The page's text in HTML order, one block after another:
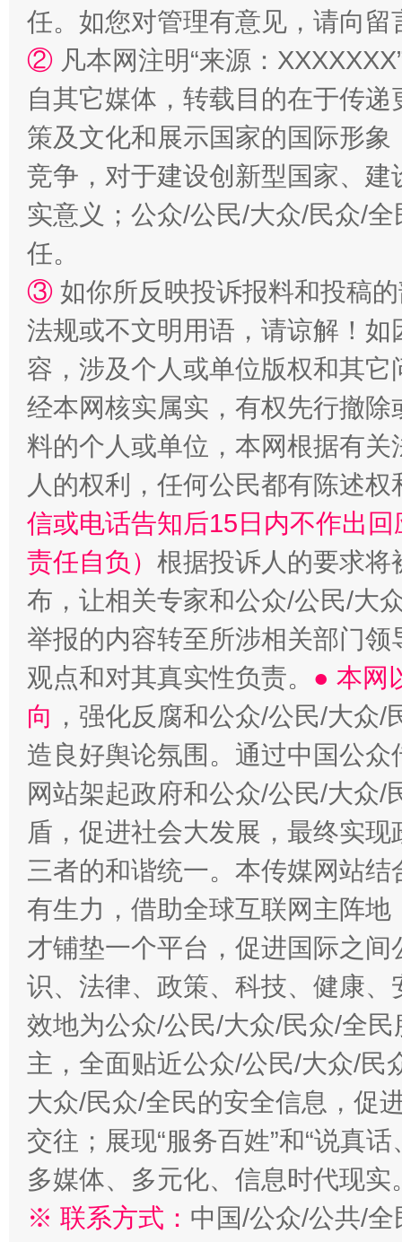
扯下公款旅游的“隐身衣” 如何以
“蜀中异人”王建安的艺术幻境
任。如您对管理有意见，请向
② 凡本网注明“来源：
自其它媒体，转载目的在于传
策及文化和展示国家的国际形
竞争，对于建设创新型国家、
实意义；公众/公民/大众/民众/
任。
③ 如你所反映投诉报料和投稿
法规或不文明用语，请谅解！
容，涉及个人或单位版权和其它
经本网核实属实，有权先行撤
料的个人或单位，本网根据有
人的权利，任何公民都有陈述
信或电话告知后15日内不作出
责任自负） 根据投诉人的要求将
布，让相关专家和公众/公民/大
举报的内容转至所涉相关部门
观点和对其真实性负责。 ● 本网
向 ，强化反腐和公众/公民/大众
造良好舆论氛围。通过中国公
网站架起政府和公众/公民/大众
盾，促进社会大发展，最终实
三者的和谐统一。本传媒网站
有生力，借助全球互联网主阵
才铺垫一个平台，促进国际之
识、法律、政策、科技、健康
效地为公众/公民/大众/民众/全
主，全面贴近公众/公民/大众/民
大众/民众/全民的安全信息，促
交往；展现“服务百姓”和“说真
多媒体、多元化、信息时代现实
※ 联系方式： 中国/公众/公共/